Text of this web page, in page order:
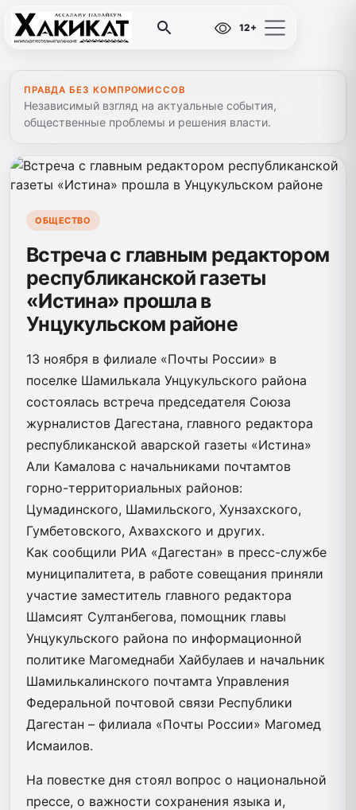
12+
ПРАВДА БЕЗ КОМПРОМИССОВ
Независимый взгляд на актуальные события,
общественные проблемы и решения власти.
ОБЩЕСТВО
Встреча с главным редактором
республиканской газеты
«Истина» прошла в
Унцукульском районе
13 ноября в филиале «Почты России» в
поселке Шамилькала Унцукульского района
состоялась встреча председателя Союза
журналистов Дагестана, главного редактора
республиканской аварской газеты «Истина»
Али Камалова с начальниками почтамтов
горно-территориальных районов:
Цумадинского, Шамильского, Хунзахского,
Гумбетовского, Ахвахского и других.
Как сообщили РИА «Дагестан» в пресс-службе
муниципалитета, в работе совещания приняли
участие заместитель главного редактора
Шамсият Султанбегова, помощник главы
Унцукульского района по информационной
политике Магомеднаби Хайбулаев и начальник
Шамилькалинского почтамта Управления
Федеральной почтовой связи Республики
Дагестан – филиала «Почты России» Магомед
Исмаилов.
На повестке дня стоял вопрос о национальной
прессе, о важности сохранения языка и,